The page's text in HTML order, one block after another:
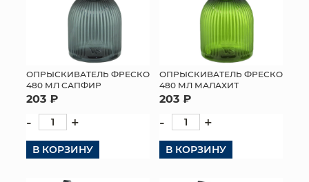
ОПРЫСКИВАТЕЛЬ ФРЕСКО
480 МЛ САПФИР
203 ₽
- +
В КОРЗИНУ
ОПРЫСКИВАТЕЛЬ ФРЕСКО
480 МЛ МАЛАХИТ
203 ₽
- +
В КОРЗИНУ